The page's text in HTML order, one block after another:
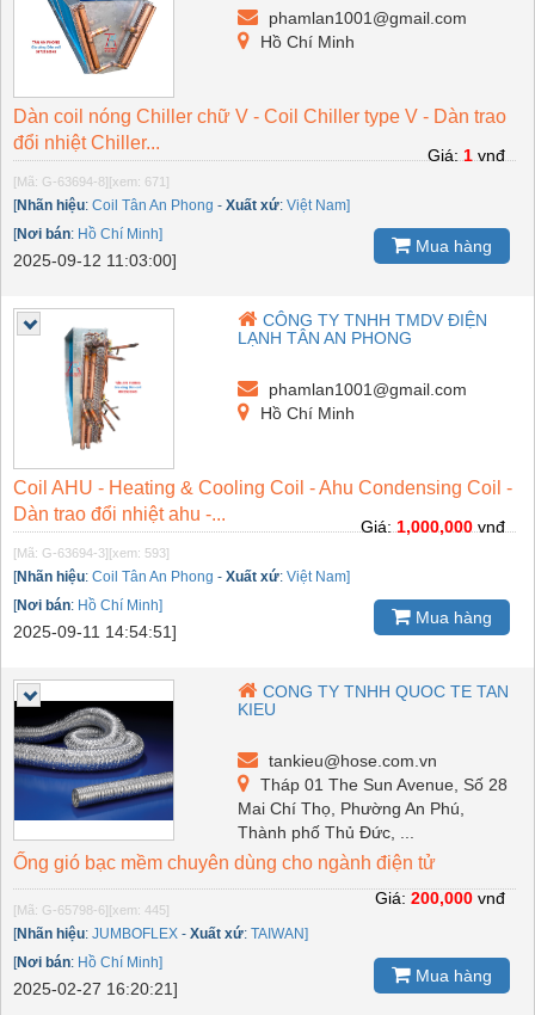
phamlan1001@gmail.com
Hồ Chí Minh
Dàn coil nóng Chiller chữ V - Coil Chiller type V - Dàn trao
đổi nhiệt Chiller...
[Mã: G-63694-8] [xem: 671]
[Nhãn hiệu: Coil Tân An Phong - Xuất xứ: Việt Nam]
[Nơi bán: Hồ Chí Minh]
2025-09-12 11:03:00]
Giá:1vnđ
Mua hàng
CÔNG TY TNHH TMDV ĐIỆN
LẠNH TÂN AN PHONG
phamlan1001@gmail.com
Hồ Chí Minh
Coil AHU - Heating & Cooling Coil - Ahu Condensing Coil -
Dàn trao đổi nhiệt ahu -...
[Mã: G-63694-3] [xem: 593]
[Nhãn hiệu: Coil Tân An Phong - Xuất xứ: Việt Nam]
[Nơi bán: Hồ Chí Minh]
2025-09-11 14:54:51]
Giá:1,000,000vnđ
Mua hàng
CONG TY TNHH QUOC TE TAN
KIEU
tankieu@hose.com.vn
Tháp 01 The Sun Avenue, Số 28
Mai Chí Thọ, Phường An Phú,
Thành phố Thủ Đức, ...
Ống gió bạc mềm chuyên dùng cho ngành điện tử
[Mã: G-65798-6] [xem: 445]
[Nhãn hiệu: JUMBOFLEX - Xuất xứ: TAIWAN]
[Nơi bán: Hồ Chí Minh]
2025-02-27 16:20:21]
Giá: 200,000 vnđ
Mua hàng